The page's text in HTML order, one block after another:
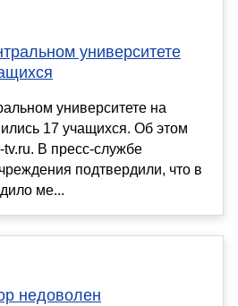
университете
университете на
17 учащихся. Об этом
В пресс-службе
подтвердили, что в
ме...
недоволен